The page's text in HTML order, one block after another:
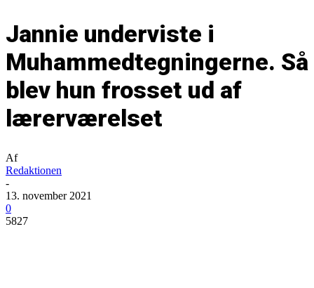
Jannie underviste i
Muhammedtegningerne. Så
blev hun frosset ud af
lærerværelset
Af
Redaktionen
-
13. november 2021
0
5827